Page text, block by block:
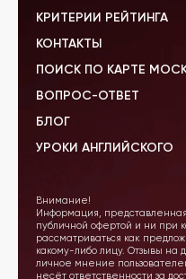
КРИТЕРИИ РЕЙТИНГА
КОНТАКТЫ
ПОИСК ПО КАРТЕ
ВОПРОС-ОТВЕТ
БЛОГ
УРОКИ АНГЛИЙСКОГО
Внимание!
Информация,
публичной офертой и ни при
рассматриваться как
какому-либо лицу. Отзывы на
личное мнение
несёт ответственности за